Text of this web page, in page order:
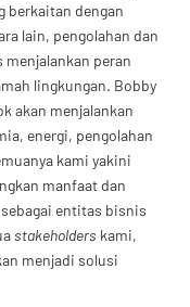
berkaitan dengan
lain, pengolahan dan
menjalankan peran
lingkungan. Bobby
akan menjalankan
energi, pengolahan
kami yakini
manfaat dan
entitas bisnis
stakeholders kami,
menjadi solusi